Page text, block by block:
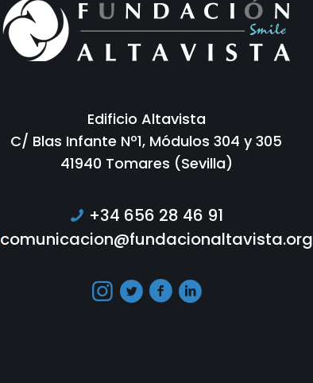
Edificio Altavista
C/ Blas Infante Nº1, Módulos 304 y 305
41940 Tomares (Sevilla)
+34 656 28 46 91
comunicacion@fundacionaltavista.org